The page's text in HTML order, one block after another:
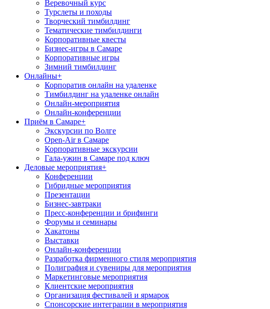
Веревочный курс
Турслеты и походы
Творческий тимбилдинг
Тематические тимбилдинги
Корпоративные квесты
Бизнес-игры в Самаре
Корпоративные игры
Зимний тимбилдинг
Онлайны+
Корпоратив онлайн на удаленке
Тимбилдинг на удаленке онлайн
Онлайн-мероприятия
Онлайн-конференции
Приём в Самаре+
Экскурсии по Волге
Open-Air в Самаре
Корпоративные экскурсии
Гала-ужин в Самаре под ключ
Деловые мероприятия+
Конференции
Гибридные мероприятия
Презентации
Бизнес-завтраки
Пресс-конференции и брифинги
Форумы и семинары
Хакатоны
Выставки
Онлайн-конференции
Разработка фирменного стиля мероприятия
Полиграфия и сувениры для мероприятия
Маркетинговые мероприятия
Клиентские мероприятия
Организация фестивалей и ярмарок
Спонсорские интеграции в мероприятия